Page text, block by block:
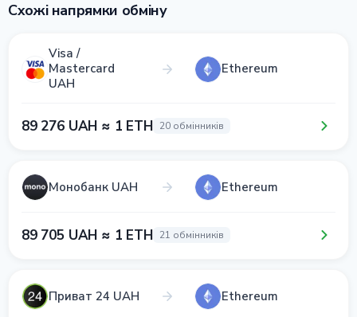
Схожі напрямки обміну
Visa /
Mastercard
UAH
Ethereum
89 276 UAH ≈ 1 ETH 20 обмінників
Монобанк UAH Ethereum
89 705 UAH ≈ 1 ETH 21 обмінників
Приват 24 UAH Ethereum